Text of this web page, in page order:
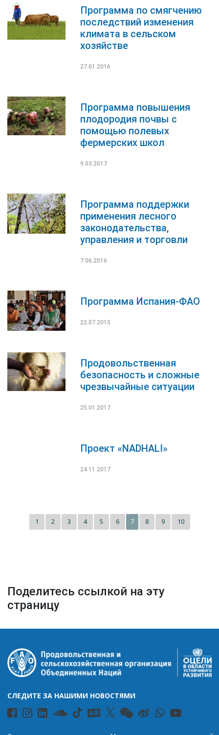
Программа по смягчению
последствий изменения
климата в сельском
хозяйстве
27.01.2016
Программа повышения
плодородия почвы с
помощью полевых
фермерских школ
9.03.2017
Программа поддержки
применения лесного
законодательства,
управления и торговли
7.06.2016
Программа Испания-ФАО
22.07.2015
Продовольственная
безопасность и сложные
чрезвычайные ситуации
25.01.2017
Проект «NADHALI»
24.11.2017
1 2 3 4 5 6 7 8 9 10
Поделитесь ссылкой на эту
страницу
СЛЕДИТЕ ЗА НАШИМИ НОВОСТЯМИ